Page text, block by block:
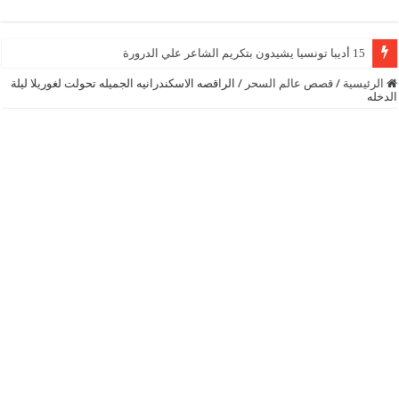
15 أديبا تونسيا يشيدون بتكريم الشاعر علي الدرورة
الرئيسية / قصص عالم السحر /
الراقصه الاسكندرانيه الجميله تحولت لغوريلا ليلة
الدخله